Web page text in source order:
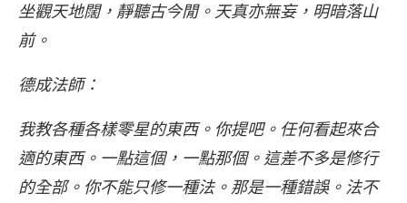
坐觀天地闊，靜聽古今閒。天真亦無妄，明暗落山
前。
德成法師：
我教各種各樣零星的東西。你提吧。任何看起來合
適的東西。一點這個，一點那個。這差不多是修行
的全部。你不能只修一種法。那是一種錯誤。法不